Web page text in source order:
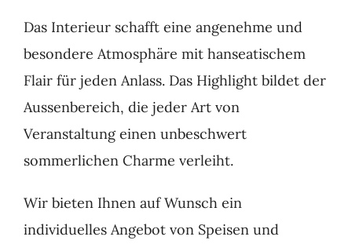
Das Interieur schafft eine angenehme und
besondere Atmosphäre mit hanseatischem
Flair für jeden Anlass. Das Highlight bildet der
Aussenbereich, die jeder Art von
Veranstaltung einen unbeschwert
sommerlichen Charme verleiht.
Wir bieten Ihnen auf Wunsch ein
individuelles Angebot von Speisen und